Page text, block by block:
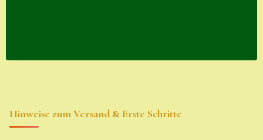
Hinweise zum Versand & Erste Schritte